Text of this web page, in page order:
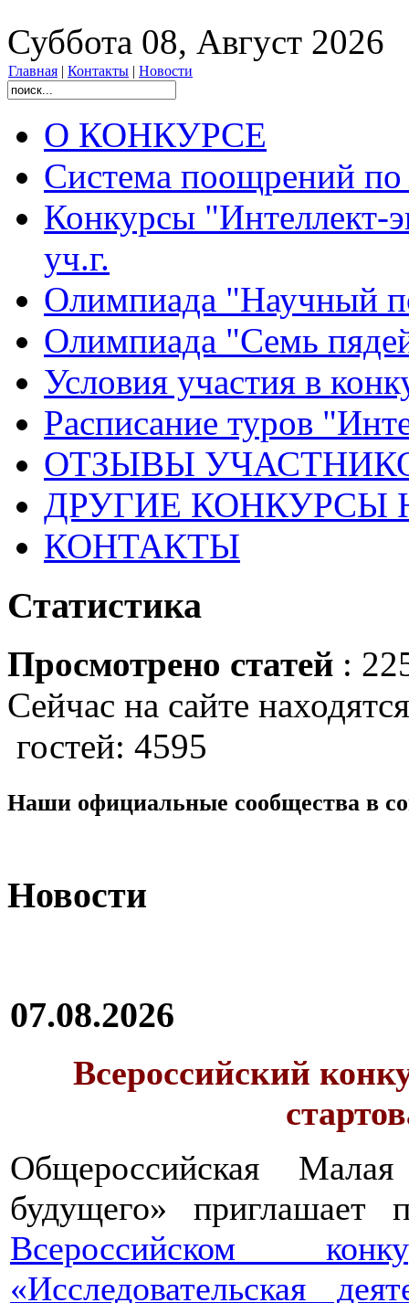
Суббота 08, Август 2026
Главная | Контакты | Новости
О КОНКУРСЕ
Система поощрений по
Конкурсы "Интеллект-
уч.г.
Олимпиада "Научный
Олимпиада "Семь
Условия участия в
Расписание туров
ОТЗЫВЫ
ДРУГИЕ
КОНТАКТЫ
Статистика
Просмотрено статей :
Сейчас на сайте
гостей: 4595
Наши официальные сообщества в
Новости
07.08.2026
Всероссийский
Общероссийская
будущего» приглашает
Всероссийском
«Исследовательская